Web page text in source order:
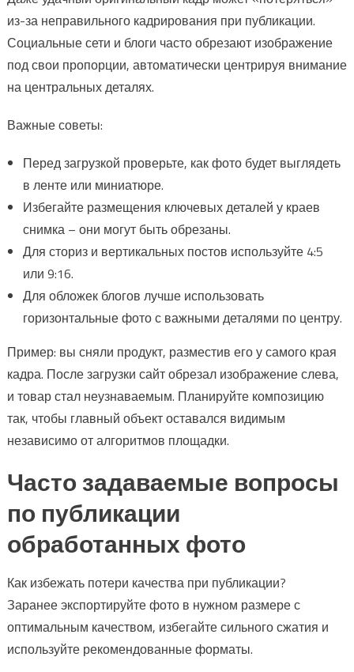
из-за неправильного кадрирования при публикации.
Социальные сети и блоги часто обрезают изображение
под свои пропорции, автоматически центрируя внимание
на центральных деталях.
Важные советы:
Перед загрузкой проверьте, как фото будет выглядеть
в ленте или миниатюре.
Избегайте размещения ключевых деталей у краев
снимка – они могут быть обрезаны.
Для сториз и вертикальных постов используйте 4:5
или 9:16.
Для обложек блогов лучше использовать
горизонтальные фото с важными деталями по центру.
Пример: вы сняли продукт, разместив его у самого края
кадра. После загрузки сайт обрезал изображение слева,
и товар стал неузнаваемым. Планируйте композицию
так, чтобы главный объект оставался видимым
независимо от алгоритмов площадки.
Часто задаваемые вопросы
по публикации
обработанных фото
Как избежать потери качества при публикации?
Заранее экспортируйте фото в нужном размере с
оптимальным качеством, избегайте сильного сжатия и
используйте рекомендованные форматы.